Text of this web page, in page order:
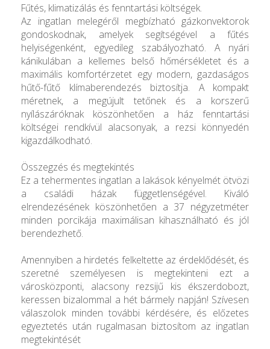
Fűtés, klimatizálás és fenntartási költségek.
Az ingatlan melegéről megbízható gázkonvektorok
gondoskodnak, amelyek segítségével a fűtés
helyiségenként, egyedileg szabályozható. A nyári
kánikulában a kellemes belső hőmérsékletet és a
maximális komfortérzetet egy modern, gazdaságos
hűtő-fűtő klímaberendezés biztosítja. A kompakt
méretnek, a megújult tetőnek és a korszerű
nyílászáróknak köszönhetően a ház fenntartási
költségei rendkívül alacsonyak, a rezsi könnyedén
kigazdálkodható.
Összegzés és megtekintés
Ez a tehermentes ingatlan a lakások kényelmét ötvözi
a családi házak függetlenségével. Kiváló
elrendezésének köszönhetően a 37 négyzetméter
minden porcikája maximálisan kihasználható és jól
berendezhető.
Amennyiben a hirdetés felkeltette az érdeklődését, és
szeretné személyesen is megtekinteni ezt a
városközponti, alacsony rezsijű kis ékszerdobozt,
keressen bizalommal a hét bármely napján! Szívesen
válaszolok minden további kérdésére, és előzetes
egyeztetés után rugalmasan biztosítom az ingatlan
megtekintését